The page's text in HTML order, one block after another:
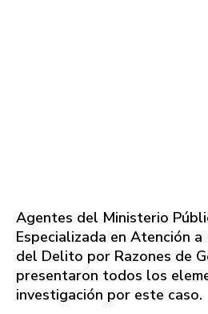
Agentes del Ministerio
Especializada en Atención
del Delito por Razones de
presentaron todos los
investigación por este caso.